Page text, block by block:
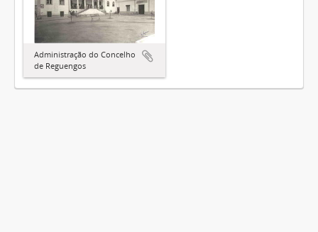
Administração do Concelho
de Reguengos